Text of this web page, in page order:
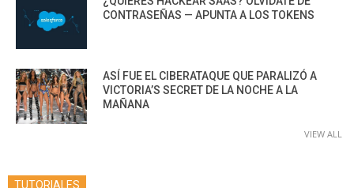
CONTRASEÑAS — APUNTA A LOS TOKENS
ASÍ FUE EL CIBERATAQUE QUE PARALIZÓ A
VICTORIA’S SECRET DE LA NOCHE A LA
MAÑANA
VIEW ALL
TUTORIALES